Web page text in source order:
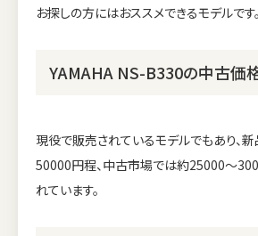
お探しの方にはおススメできるモデルです。
YAMAHA NS-B330の中古価
現役で販売されているモデルでもあり、
50000円程、中古市場では約25000～
れています。